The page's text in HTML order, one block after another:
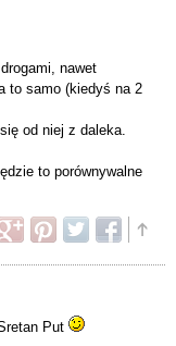
nawet
to samo (kiedyś na 2
od niej z daleka.
to porównywalne
Put